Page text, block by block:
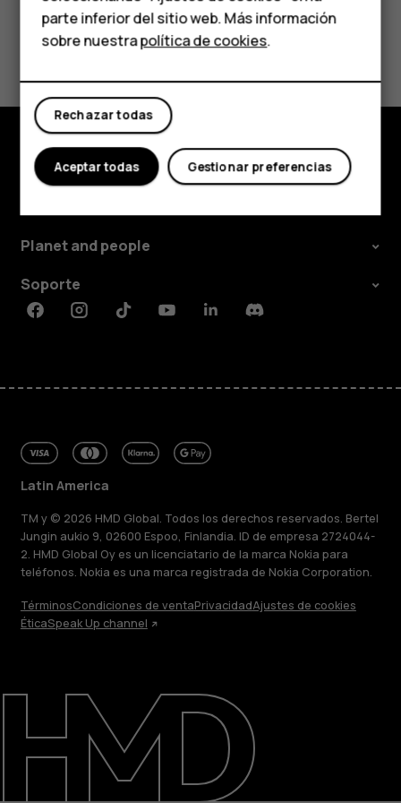
Comprar
Mi cuenta
Reparar, reutilizar, reciclar
Sostenibilidad
Soporte
Latin America
¿Te ha parecido útil?
Sí No
Comprar
Planet and people
Soporte
FacebookInstagramTiktokYoutubeLinkedinDiscord
Latin America
TM y © 2026 HMD Global. Todos los derechos reservados. Bertel
Jungin aukio 9, 02600 Espoo, Finlandia. ID de empresa 2724044-
2. HMD Global Oy es un licenciatario de la marca Nokia para
teléfonos. Nokia es una marca registrada de Nokia Corporation.
TérminosCondiciones de ventaPrivacidadAjustes de cookies
ÉticaSpeak Up channel
parte inferior del sitio web. Más información
sobre nuestrapolítica de cookies.
Rechazar todas
Gestionar preferencias
Aceptar todas